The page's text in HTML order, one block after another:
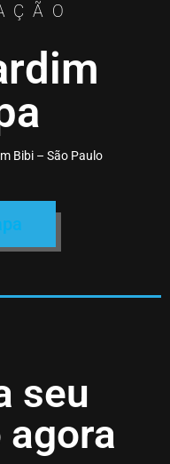
Bibi – São Paulo
seu